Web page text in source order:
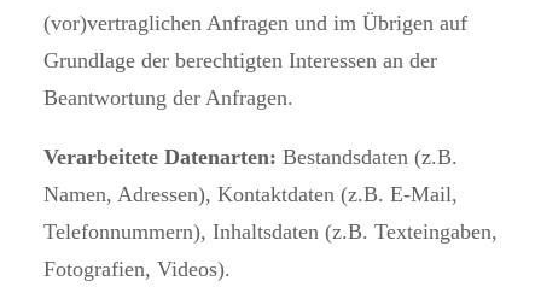
(vor)vertraglichen Anfragen und im Übrigen auf
Grundlage der berechtigten Interessen an der
Beantwortung der Anfragen.
Verarbeitete Datenarten: Bestandsdaten (z.B.
Namen, Adressen), Kontaktdaten (z.B. E-Mail,
Telefonnummern), Inhaltsdaten (z.B. Texteingaben,
Fotografien, Videos).